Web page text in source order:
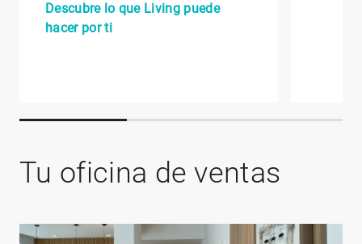
Descubre lo que Living puede
hacer por ti
Tu oficina de ventas